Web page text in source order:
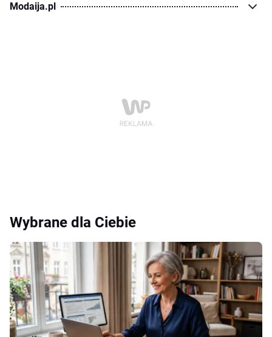
Modaija.pl
Wybrane dla Ciebie